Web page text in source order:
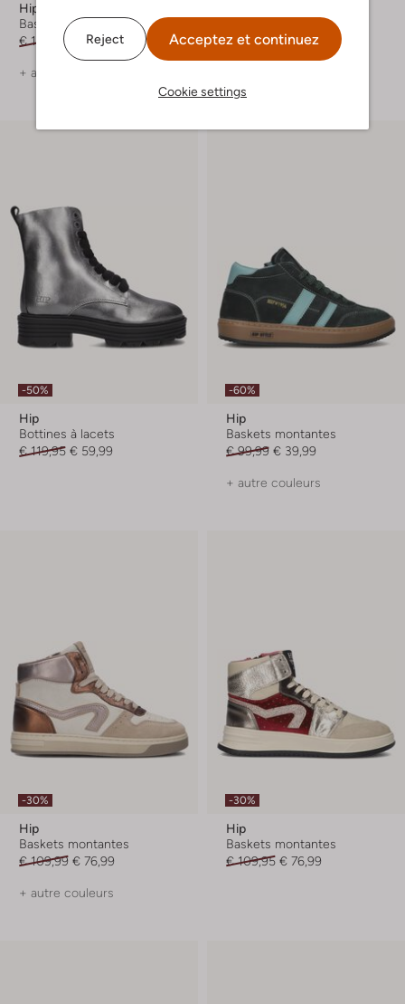
Reject Acceptez et continuez
Cookie settings
Hip
Baskets montantes
€ 109,99
€ 65,99
+ autre couleurs
€ 99,99 € 69,99
-50%
Hip
Bottines à lacets
€ 119,95 € 59,99
-60%
Hip
Baskets montantes
€ 99,99 € 39,99
+ autre couleurs
-30%
Hip
Baskets montantes
€ 109,99 € 76,99
+ autre couleurs
-30%
Hip
Baskets montantes
€ 109,95 € 76,99